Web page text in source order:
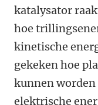
katalysator
hoe
kinetische
gekeken hoe
kunnen
elektrische